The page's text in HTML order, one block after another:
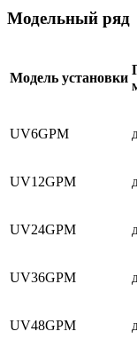
Модельный ряд
Модель установки
UV6GPM
UV12GPM
UV24GPM
UV36GPM
UV48GPM